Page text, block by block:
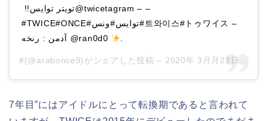
تويتر توايس!! ‏@twicetagram – –
آدمن : رنخه @ran0d0
.
#(@arabonce9)がシェアした投稿 – 2020年 3月月23日午前10時50分PDT
7年目”にはアイドルにとって転換期であると言われて